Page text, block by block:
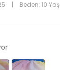
| Beden: 10 Yaş